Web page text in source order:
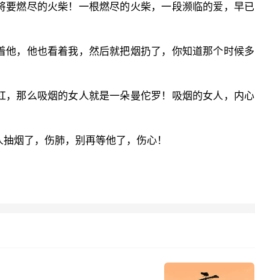
燃尽的火柴！一根燃尽的火柴，一段濒临的爱，早已
，他也看着我，然后就把烟扔了，你知道那个时候多
那么吸烟的女人就是一朵曼佗罗！吸烟的女人，内心
烟了，伤肺，别再等他了，伤心！